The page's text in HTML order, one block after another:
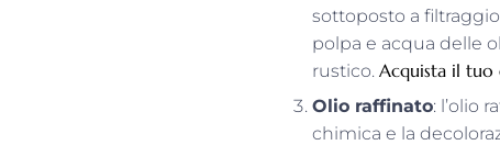
sottoposto a
polpa e acqua delle
rustico.Acquista il
Olio raffinato: l’olio
chimica e la